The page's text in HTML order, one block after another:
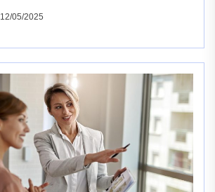
12/05/2025